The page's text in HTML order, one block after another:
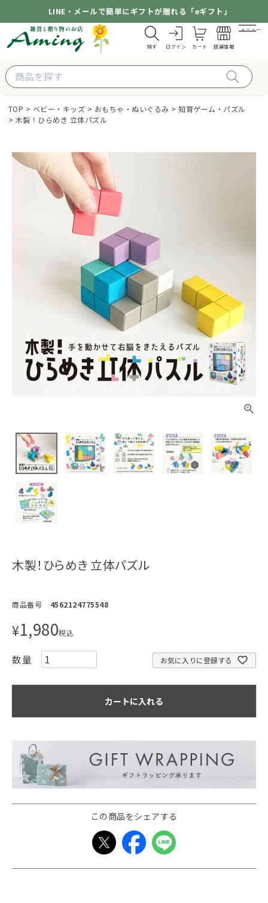
LINE・メールで簡単にギフトが贈れる「eギフト」
探す ログイン カート 店舗情報
メニュー
TOP ベビー・キッズ おもちゃ・ぬいぐるみ
知育ゲーム・パズル
木製！ひらめき 立体パズル
木製！ひらめき 立体パズル
商品番号 4562124775548
¥1,980税込
お気に入りに登録する
カートに入れる
この商品をシェアする